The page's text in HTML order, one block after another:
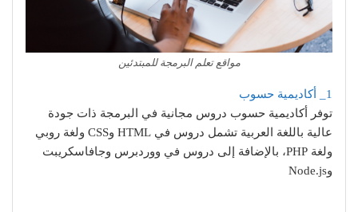
مواقع تعلم البرمجة للمبتدئين
1_ أكاديمية حسوب
توفر أكاديمية حسوب دروس مجانية في البرمجة ذات جودة
عالية باللغة العربية تشمل دروس في HTML وCSS ولغة روبي
ولغة PHP، بالإضافة إلى دروس في ووردبرس وجافاسكريبت
وNode.js